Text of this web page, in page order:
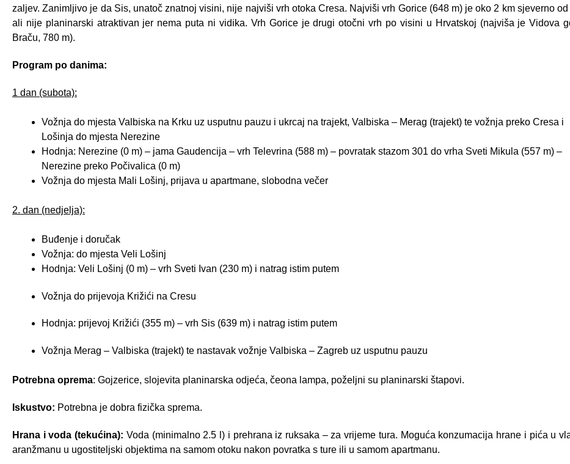
zaljev. Zanimljivo je da Sis, unatoč znatnoj visini, nije najviši vrh otoka Cresa. Najviši vrh Gorice (648 m) je oko 2 km sjeverno od
ali nije planinarski atraktivan jer nema puta ni vidika. Vrh Gorice je drugi otočni vrh po visini u Hrvatskoj (najviša je Vidova
Braču, 780 m).
Program po danima:
1 dan (subota):
Vožnja do mjesta Valbiska na Krku uz usputnu pauzu i ukrcaj na trajekt, Valbiska – Merag (trajekt) te vožnja preko Cresa i
Lošinja do mjesta Nerezine
Hodnja: Nerezine (0 m) – jama Gaudencija – vrh Televrina (588 m) – povratak stazom 301 do vrha Sveti Mikula (557 m) –
Nerezine preko Počivalica (0 m)
Vožnja do mjesta Mali Lošinj, prijava u apartmane, slobodna večer
2. dan (nedjelja):
Buđenje i doručak
Vožnja: do mjesta Veli Lošinj
Hodnja: Veli Lošinj (0 m) – vrh Sveti Ivan (230 m) i natrag istim putem
Vožnja do prijevoja Križići na Cresu
Hodnja: prijevoj Križići (355 m) – vrh Sis (639 m) i natrag istim putem
Vožnja Merag – Valbiska (trajekt) te nastavak vožnje Valbiska – Zagreb uz usputnu pauzu
Potrebna oprema: Gojzerice, slojevita planinarska odjeća, čeona lampa, poželjni su planinarski štapovi.
Iskustvo: Potrebna je dobra fizička sprema.
Hrana i voda (tekućina): Voda (minimalno 2.5 l) i prehrana iz ruksaka – za vrijeme tura. Moguća konzumacija hrane i pića u
aranžmanu u ugostiteljski objektima na samom otoku nakon povratka s ture ili u samom apartmanu.